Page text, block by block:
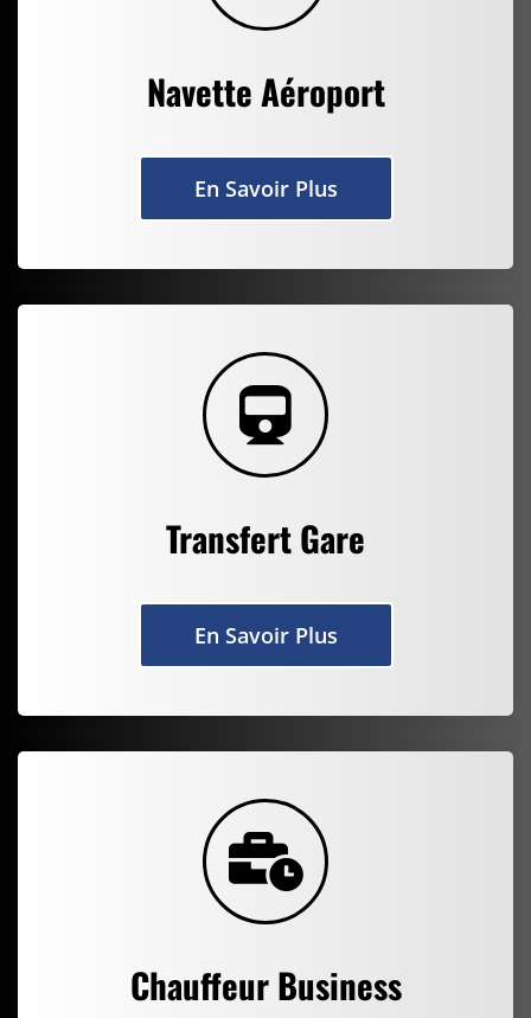
Navette Aéroport
En Savoir Plus
Transfert Gare
En Savoir Plus
Chauffeur Business